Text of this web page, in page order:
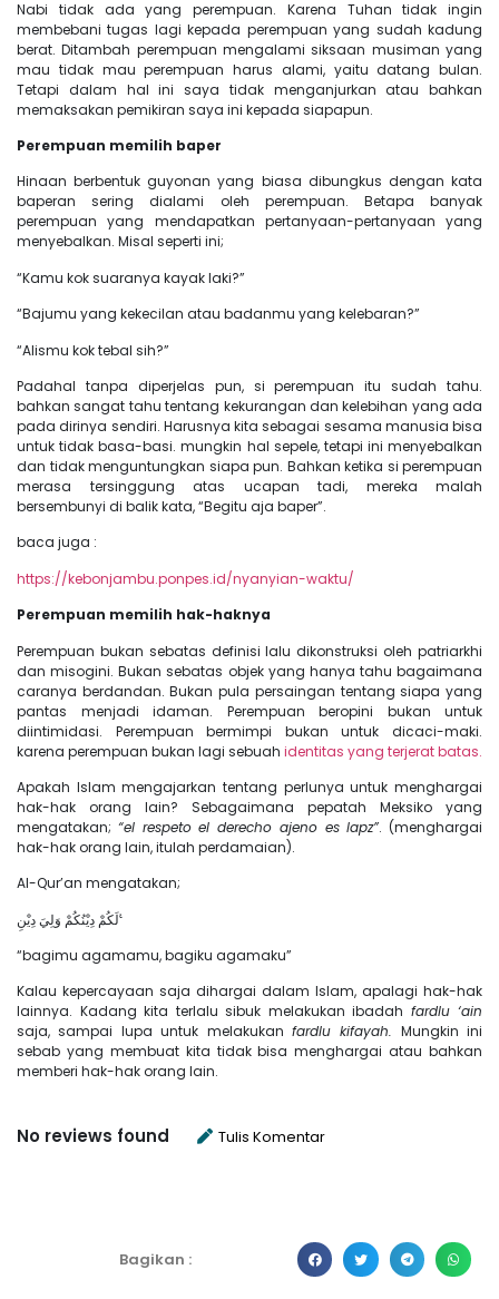
Nabi tidak ada yang perempuan. Karena Tuhan tidak ingin
membebani tugas lagi kepada perempuan yang sudah kadung
berat. Ditambah perempuan mengalami siksaan musiman yang
mau tidak mau perempuan harus alami, yaitu datang bulan.
Tetapi dalam hal ini saya tidak menganjurkan atau bahkan
memaksakan pemikiran saya ini kepada siapapun.
Perempuan memilih baper
Hinaan berbentuk guyonan yang biasa dibungkus dengan kata
baperan sering dialami oleh perempuan. Betapa banyak
perempuan yang mendapatkan pertanyaan-pertanyaan yang
menyebalkan. Misal seperti ini;
“Kamu kok suaranya kayak laki?”
“Bajumu yang kekecilan atau badanmu yang kelebaran?”
“Alismu kok tebal sih?”
Padahal tanpa diperjelas pun, si perempuan itu sudah tahu.
bahkan sangat tahu tentang kekurangan dan kelebihan yang ada
pada dirinya sendiri. Harusnya kita sebagai sesama manusia bisa
untuk tidak basa-basi. mungkin hal sepele, tetapi ini menyebalkan
dan tidak menguntungkan siapa pun. Bahkan ketika si perempuan
merasa tersinggung atas ucapan tadi, mereka malah
bersembunyi di balik kata, “Begitu aja baper”.
baca juga :
https://kebonjambu.ponpes.id/nyanyian-waktu/
Perempuan memilih hak-haknya
Perempuan bukan sebatas definisi lalu dikonstruksi oleh patriarkhi
dan misogini. Bukan sebatas objek yang hanya tahu bagaimana
caranya berdandan. Bukan pula persaingan tentang siapa yang
pantas menjadi idaman. Perempuan beropini bukan untuk
diintimidasi. Perempuan bermimpi bukan untuk dicaci-maki.
karena perempuan bukan lagi sebuah identitas yang terjerat batas.
Apakah Islam mengajarkan tentang perlunya untuk menghargai
hak-hak orang lain? Sebagaimana pepatah Meksiko yang
mengatakan; “el respeto el derecho ajeno es lapz”. (menghargai
hak-hak orang lain, itulah perdamaian).
Al-Qur’an mengatakan;
لَكُمْ دِيْنُكُمْ وَلِيَ دِيْنِ ࣖ
“bagimu agamamu, bagiku agamaku”
Kalau kepercayaan saja dihargai dalam Islam, apalagi hak-hak
lainnya. Kadang kita terlalu sibuk melakukan ibadah fardlu ‘ain
saja, sampai lupa untuk melakukan fardlu kifayah. Mungkin ini
sebab yang membuat kita tidak bisa menghargai atau bahkan
memberi hak-hak orang lain.
No reviews found Tulis Komentar
Bagikan :